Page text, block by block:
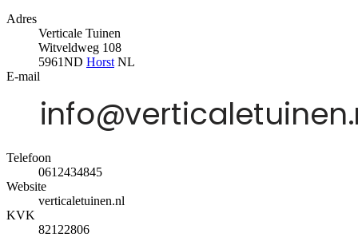
Adres
Verticale Tuinen
Witveldweg 108
5961ND Horst NL
E-mail
Telefoon
0612434845
Website
verticaletuinen.nl
KVK
82122806